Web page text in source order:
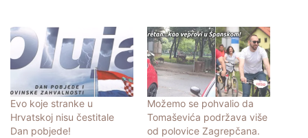
Evo koje stranke u
Hrvatskoj nisu čestitale
Dan pobjede!
Možemo se pohvalio da
Tomaševića podržava više
od polovice Zagrepčana.